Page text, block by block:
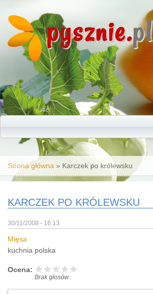
pysznie.pl
Jesteś tutaj
Strona główna » Karczek po królewsku
KARCZEK PO KRÓLEWSKU
30/11/2008 - 16:13
Mięsa
kuchnia polska
Ocena:
Brak głosów